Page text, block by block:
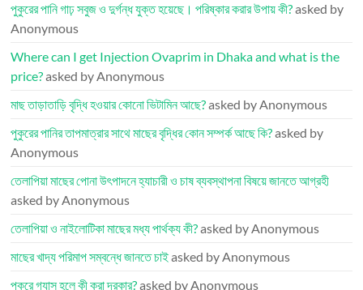
পুকুরের পানি গাঢ় সবুজ ও দুর্গন্ধ যুক্ত হয়েছে। পরিষ্কার করার উপায় কী?asked by
Anonymous
Where can I get Injection Ovaprim in Dhaka and what is the
price?asked by Anonymous
মাছ তাড়াতাড়ি বৃদ্ধি হওয়ার কোনো ভিটামিন আছে?asked by Anonymous
পুকুরের পানির তাপমাত্রার সাথে মাছের বৃদ্ধির কোন সম্পর্ক আছে কি?asked by
Anonymous
তেলাপিয়া মাছের পোনা উৎপাদনে হ্যাচারী ও চাষ ব্যবস্থাপনা বিষয়ে জানতে আগ্রহী
asked by Anonymous
তেলাপিয়া ও নাইলোটিকা মাছের মধ্য পার্থক্য কী?asked by Anonymous
মাছের খাদ্য পরিমাপ সম্বন্ধে জানতে চাইasked by Anonymous
পুকুরে গ্যাস হলে কী করা দরকার?asked by Anonymous